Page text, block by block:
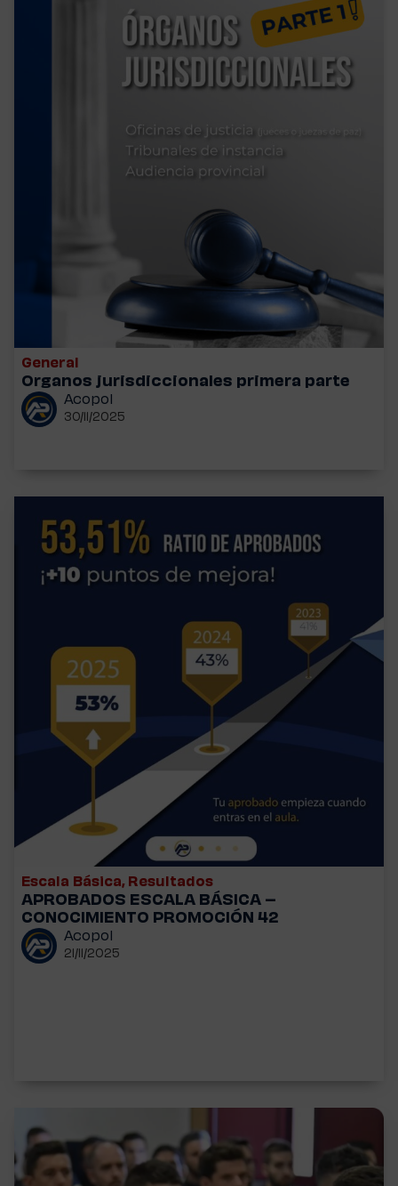
General
Organos jurisdiccionales primera parte
Acopol
30/11/2025
Escala Básica, Resultados
APROBADOS ESCALA BÁSICA –
CONOCIMIENTO PROMOCIÓN 42
Acopol
21/11/2025